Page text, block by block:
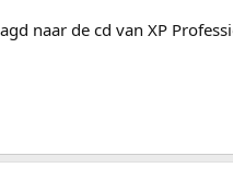
naar de cd van XP